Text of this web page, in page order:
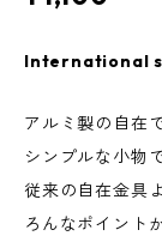
International
アルミ製の自在で
シンプルな小物
従来の自在金具
ろんなポイント